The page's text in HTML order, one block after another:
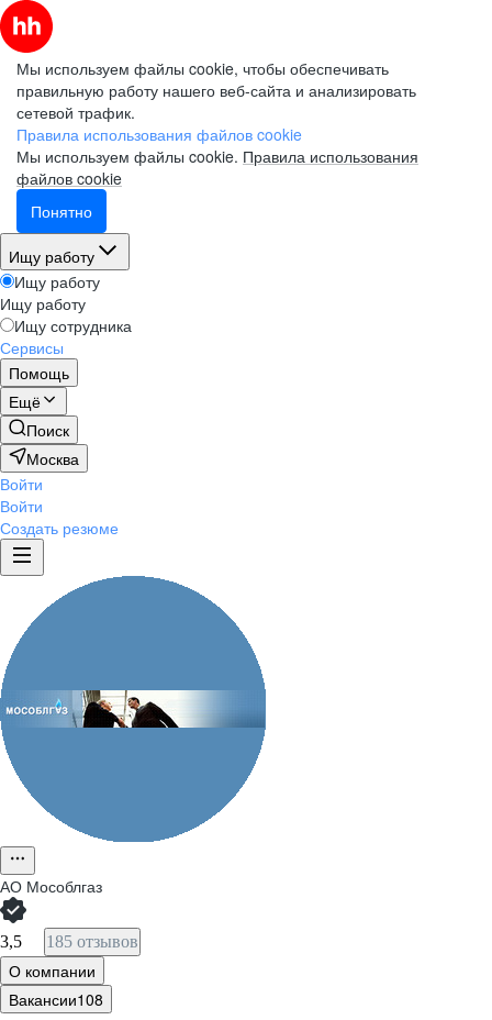
Мы используем файлы cookie, чтобы обеспечивать
правильную работу нашего веб-сайта и анализировать
сетевой трафик.
Правила использования файлов cookie
Мы используем файлы cookie. Правила использования
файлов cookie
Понятно
Ищу работу
Ищу работу
Ищу работу
Ищу сотрудника
Сервисы
Помощь
Ещё
Поиск
Москва
Войти
Войти
Создать резюме
АО Мособлгаз
3,5 185 отзывов
О компании
Вакансии108